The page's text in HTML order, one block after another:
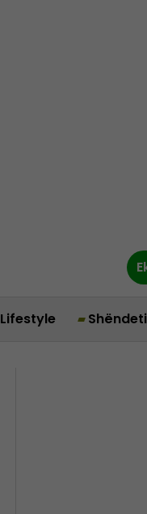
Lifestyle Shëndeti